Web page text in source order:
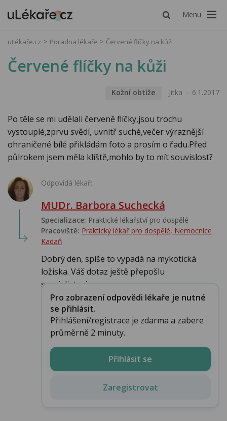
Menu
uLékaře.cz Poradna lékaře Červené flíčky na kůži
Červené flíčky na kůži
Kožní obtíže Jitka 6.1.2017
Po těle se mi udělali červeně flíčky,jsou trochu
vystouplé,zprvu svědí, uvnitř suché,večer výraznější
ohraničené bílé přikládám foto a prosím o řadu.Před
půlrokem jsem měla klíště,mohlo by to mít souvislost?
Odpovídá lékař:
MUDr. Barbora Suchecká
Specializace: Praktické lékařství pro dospělé
Pracoviště: Praktický lékař pro dospělé, Nemocnice
Kadaň
Dobrý den, spíše to vypadá na mykotická
ložiska. Váš dotaz ještě přepošlu
specialistovi-...
Pro zobrazení odpovědi lékaře je nutné
se přihlásit.
Přihlášení/registrace je zdarma a zabere
průměrně 2 minuty.
Přihlásit se
Zaregistrovat